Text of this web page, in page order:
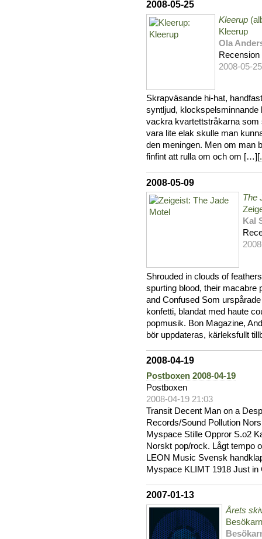
2008-05-25
Kleerup
Kleerup
Ola
Recension
2008-05-25
Skrapväsande hi-hat,
syntljud, klockspelsminnande
vackra kvartettstråkarna som
vara lite elak skulle man
den meningen. Men om man
finfint att rulla om och om […][
2008-05-09
The
Kal
Shrouded in clouds of
spurting blood, their macabre
and Confused Som
konfetti, blandat med haute
popmusik. Bon Magazine,
bör uppdateras, kärleksfullt
2008-04-19
Postboxen 2008-04-19
Postboxen
2008-04-19 21:03
Transit Decent Man on a
Records/Sound Pollution
Myspace Stille Oppror S.o2
Norskt pop/rock. Lågt tempo
LEON Music Svensk
Myspace KLIMT 1918 Just
2007-01-13
Årets